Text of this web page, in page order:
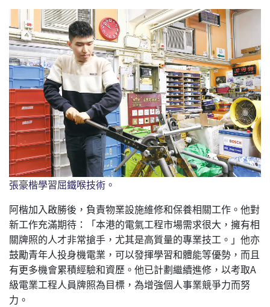
張豪楷學習屈鐵喉技術。
阿楷加入啟勝後，負責物業設施維修和保養相關工作。他對
新工作充滿期待：「本港的電氣工程市場需求很大，擁有相
關牌照的人才非常搶手，尤其是高質量的專業技工。」他亦
鼓勵青年人投身機電業，可以發揮學習和體能等優勢，而且
有更多機會累積經驗和資歷。他已計劃繼續進修，以考取A
級電業工程人員牌照為目標，為增強個人事業競爭力而努
力。